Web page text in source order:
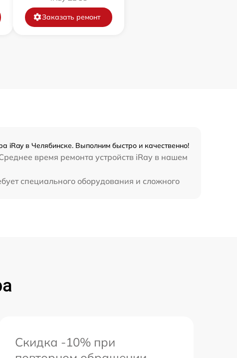
850 р
Заказать ремонт
iRay в Челябинске. Выполним быстро и качественно!
время ремонта устройств iRay в нашем
специального оборудования и сложного
Скидка -10% при